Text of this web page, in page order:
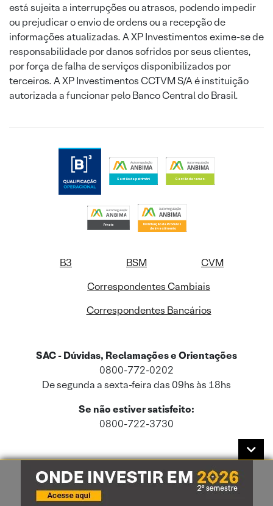
está sujeita a interrupções ou atrasos, podendo impedir
ou prejudicar o envio de ordens ou a recepção de
informações atualizadas. A XP Investimentos exime-se de
responsabilidade por danos sofridos por seus clientes,
por força de falha de serviços disponibilizados por
terceiros. A XP Investimentos CCTVM S/A é instituição
autorizada a funcionar pelo Banco Central do Brasil.
B3 BSM
CVM
Correspondentes Cambiais
Correspondentes Bancários
SAC - Dúvidas, Reclamações e Orientações
0800-772-0202
De segunda a sexta-feira das 09hs às 18hs
Se não estiver satisfeito:
0800-722-3730
Este site usa cookies e dados pessoais de acordo com a nossaPolítica de
Cookies
e a nossaPolítica de Privacidade.